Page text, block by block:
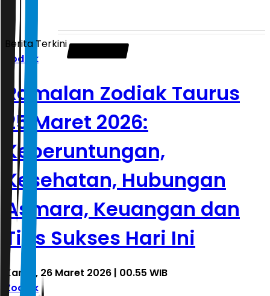
Berita Terkini
Zodiak
Ramalan Zodiak Taurus
25 Maret 2026:
Keberuntungan,
Kesehatan, Hubungan
Asmara, Keuangan dan
Tips Sukses Hari Ini
Kamis, 26 Maret 2026 | 00.55 WIB
Zodiak